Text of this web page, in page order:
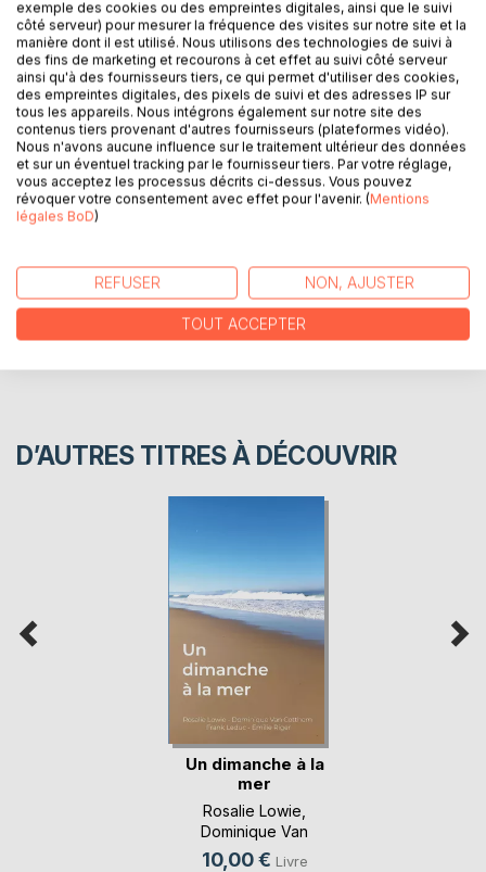
Entre myhe et réalité, l'histoire d'Aguaja nous fait entrer
dans la beauté, la dureté, toute la complexité des relations
et sentiments humains à travers les siècles. Cette aventure
vous entraînera des étendues estoniennes aux hauteurs
pyrénéennes en passant par les bords de Loire, un voyage
initiatique dans le temps, l'espace et l'âme.
AUTEUR(S)
AVIS
D’AUTRES TITRES À DÉCOUVRIR
Un dimanche à la
mer
Rosalie Lowie
Dominique Van
Cotthem
10,00 € Livre
exemple des cookies ou des empreintes digitales, ainsi que le suivi
côté serveur) pour mesurer la fréquence des visites sur notre site et la
manière dont il est utilisé. Nous utilisons des technologies de suivi à
des fins de marketing et recourons à cet effet au suivi côté serveur
ainsi qu'à des fournisseurs tiers, ce qui permet d'utiliser des cookies,
des empreintes digitales, des pixels de suivi et des adresses IP sur
tous les appareils. Nous intégrons également sur notre site des
contenus tiers provenant d'autres fournisseurs (plateformes vidéo).
Nous n'avons aucune influence sur le traitement ultérieur des données
et sur un éventuel tracking par le fournisseur tiers. Par votre réglage,
vous acceptez les processus décrits ci-dessus. Vous pouvez
révoquer votre consentement avec effet pour l'avenir. (Mentions
légales BoD)
REFUSER NON, AJUSTER
TOUT ACCEPTER